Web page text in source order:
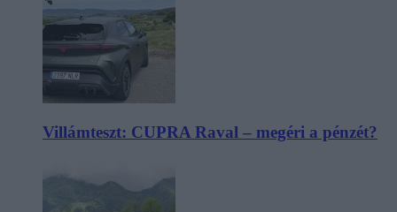
Villámteszt: CUPRA Raval – megéri a pénzét?